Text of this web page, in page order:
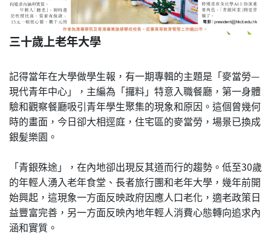
三十歲上老年大學
記得當年在大學做學生報，有一期專輯的主題是「麥當勞—
現代青年中心」，主編為「攞料」特意入職餐廳，第一身體
驗和觀察餐廳吸引青年學生聚集的現象和原因。這個曾幾何
時的畫面，今日卻大相逕庭，住宅區的麥當勞，場景已換成
銀髪樂園。
「青銀殊途」，在內地卻出現反其道而行的趨勢。低至30歲
的年輕人湧入老年食堂、長者旅行團和老年大學，幾年前開
始興起，這現象一方面反映政府因應人口老化，適老政策日
益豐富完善，另一方面反映內地年輕人消費心態轉向追求內
涵和實質。